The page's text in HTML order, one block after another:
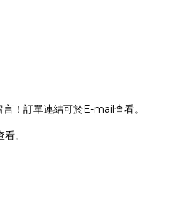
！訂單連結可於E-mail查看。
。